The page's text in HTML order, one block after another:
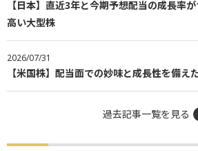
【日本】直近3年と今期予想配当の成長率
高い大型株
2026/07/31
【米国株】配当面での妙味と成長性を備え
過去記事一覧を見る